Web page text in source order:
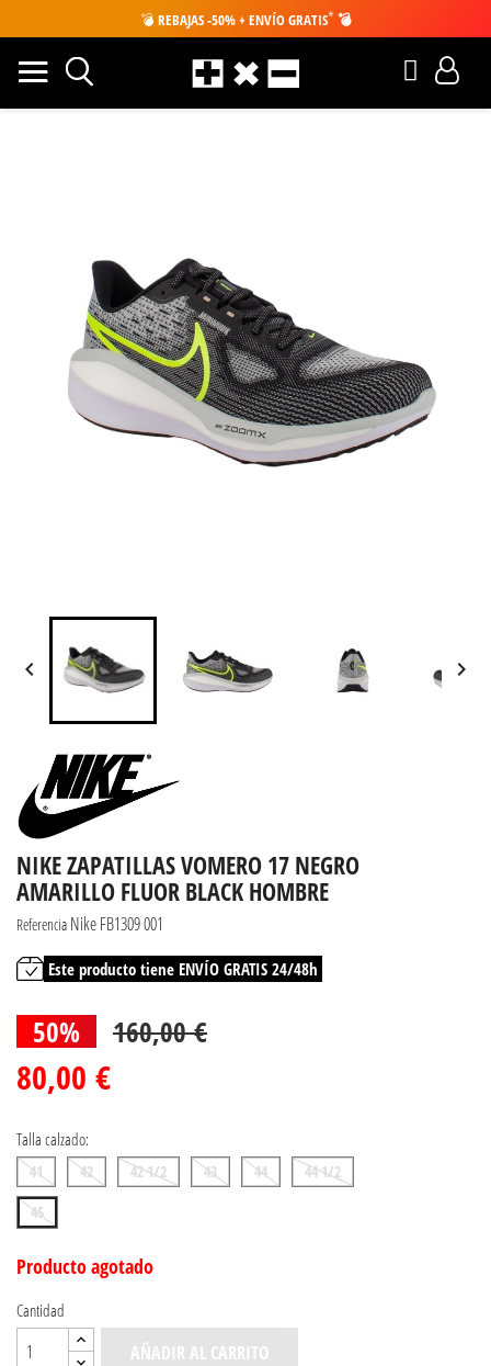
💣 REBAJAS -50% + ENVÍO GRATIS* 💣
 
NIKE ZAPATILLAS VOMERO 17 NEGRO
AMARILLO FLUOR BLACK HOMBRE
Referencia Nike FB1309 001
Este producto tiene ENVÍO GRATIS 24/48h
50% 160,00 €
80,00 €
Talla calzado:
41 42 42 1/2 43 44
44 1/2
45
Producto agotado
Cantidad
AÑADIR AL CARRITO